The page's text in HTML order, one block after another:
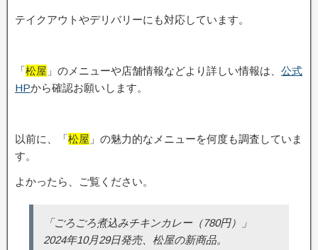
テイクアウトやデリバリーにも対応しています。
「松屋 」のメニューや店舗情報などより詳しい情報は、 公式
HPから確認お願いします。
以前に、「松屋 」の魅力的なメニューを何度も調査していま
す。
よかったら、ご覧ください。
「ごろごろ煮込みチキンカレー（780円）」
2024年10月29日発売、松屋の新商品。